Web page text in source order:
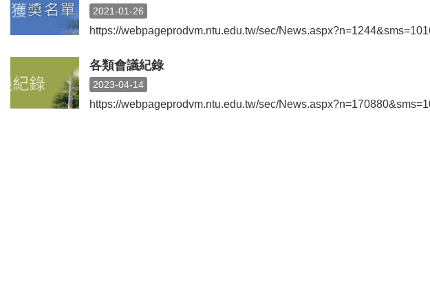
2021-01-26
https://webpageprodvm.ntu.edu.tw/sec/
各類會議紀錄
2023-04-14
https://webpageprodvm.ntu.edu.tw/sec/